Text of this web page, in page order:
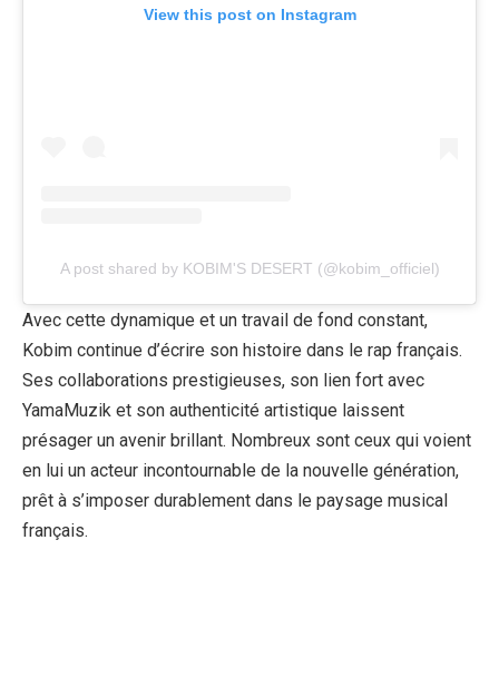
View this post on Instagram
A post shared by KOBIM'S DESERT (@kobim_officiel)
Avec cette dynamique et un travail de fond constant,
Kobim continue d’écrire son histoire dans le rap français.
Ses collaborations prestigieuses, son lien fort avec
YamaMuzik et son authenticité artistique laissent
présager un avenir brillant. Nombreux sont ceux qui voient
en lui un acteur incontournable de la nouvelle génération,
prêt à s’imposer durablement dans le paysage musical
français.